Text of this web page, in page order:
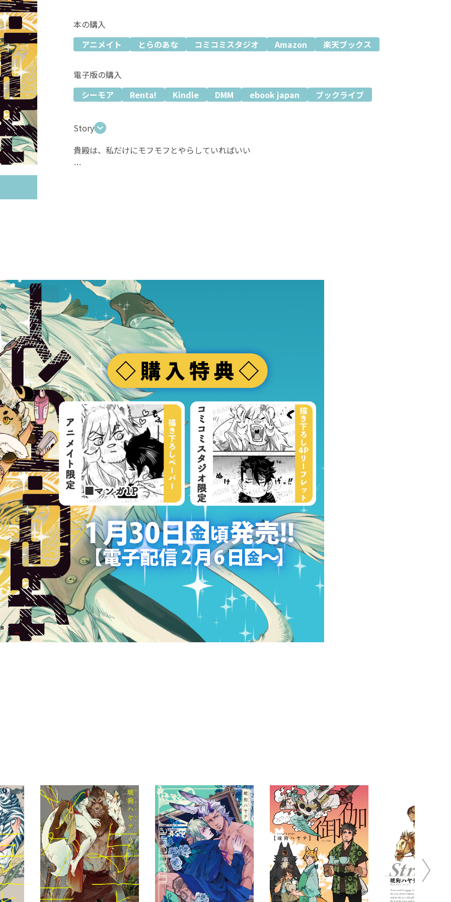
本の購入
アニメイト
とらのあな コミコミスタジオ Amazon 楽天ブックス
電子版の購入
シーモア
Renta! Kindle DMM ebook japan ブックライブ
Story
貴殿は、私だけにモフモフとやらしていればいい
「毛がなくむき出しとは、なんと無防備な！！」